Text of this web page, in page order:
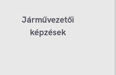
Járművezetői
képzések